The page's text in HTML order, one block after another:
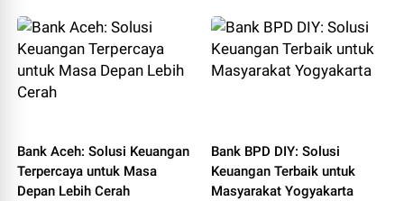
Bank Aceh: Solusi Keuangan
Terpercaya untuk Masa
Depan Lebih Cerah
Bank BPD DIY: Solusi
Keuangan Terbaik untuk
Masyarakat Yogyakarta